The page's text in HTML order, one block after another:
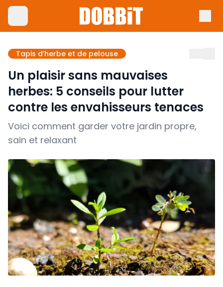
Tapis d’herbe et de pelouse
Un plaisir sans mauvaises
herbes: 5 conseils pour lutter
contre les envahisseurs tenaces
Voici comment garder votre jardin propre,
sain et relaxant